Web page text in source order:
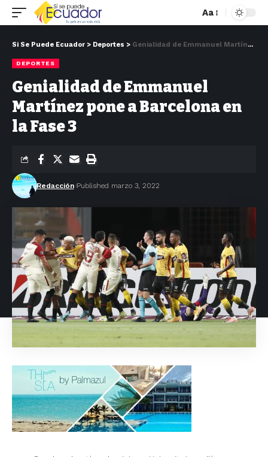
Aa
Si Se Puede Ecuador > Deportes > Genialidad de Emmanuel Martínez pone a Barcelona en la Fase 3
DEPORTES
Genialidad de Emmanuel
Martínez pone a Barcelona en
la Fase 3
Redacción Published marzo 3, 2022